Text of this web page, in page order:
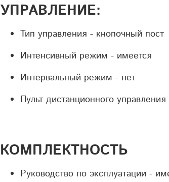
УПРАВЛЕНИЕ:
Тип управления - кнопочный пост
Интенсивный режим - имеется
Интервальный режим - нет
Пульт дистанционного
КОМПЛЕКТНОСТЬ
Руководство по эксплуатации - и